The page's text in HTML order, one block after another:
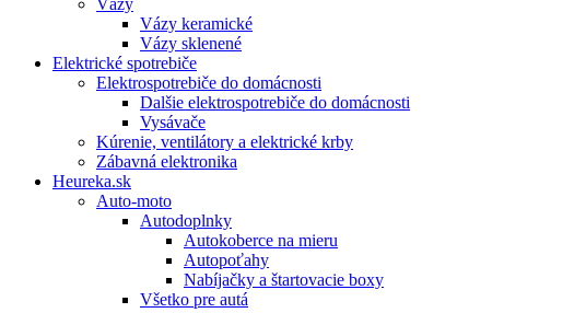
Vázy
Vázy keramické
Vázy sklenené
Elektrické spotrebiče
Elektrospotrebiče do domácnosti
Dalšie elektrospotrebiče do domácnosti
Vysávače
Kúrenie, ventilátory a elektrické krby
Zábavná elektronika
Heureka.sk
Auto-moto
Autodoplnky
Autokoberce na mieru
Autopoťahy
Nabíjačky a štartovacie boxy
Všetko pre autá